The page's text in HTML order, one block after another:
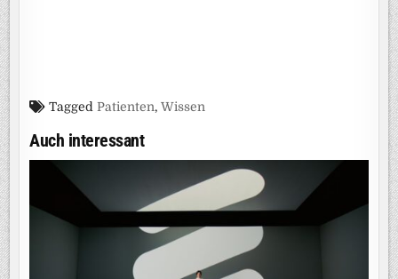
TaggedPatienten,Wissen
Auch interessant